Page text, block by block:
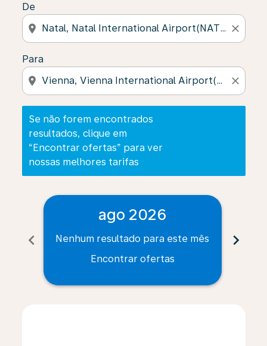
De
location_on close
Para
location_on close
Se não forem encontrados
resultados, clique em
“Encontrar ofertas” para ver
nossas melhores tarifas
chevron_left
ago 2026
Nenhum resultado para este mês
Encontrar ofertas
chevron_right